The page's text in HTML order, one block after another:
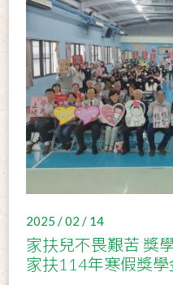
2025 / 02 / 14
家扶兒不畏艱苦 獎
家扶114年寒假獎